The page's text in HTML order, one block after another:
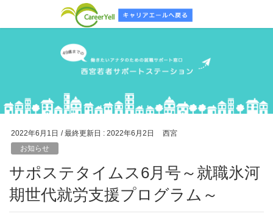
2022年6月1日 / 最終更新日 : 2022年6月2日
西宮
お知らせ
サポステタイムス6月号～就職氷河
期世代就労支援プログラム～